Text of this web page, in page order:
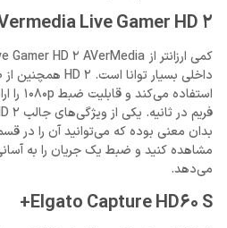
Live Gamer HD 2
بدان معنی بوده که می‌توانید آن را در
مشاهده کنید و ضبط یک جریان را به
می‌دهد.
Elgato Capture HD60 S+